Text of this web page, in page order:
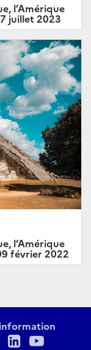
l’Amérique
juillet 2023
l’Amérique
février 2022
LinkedIn